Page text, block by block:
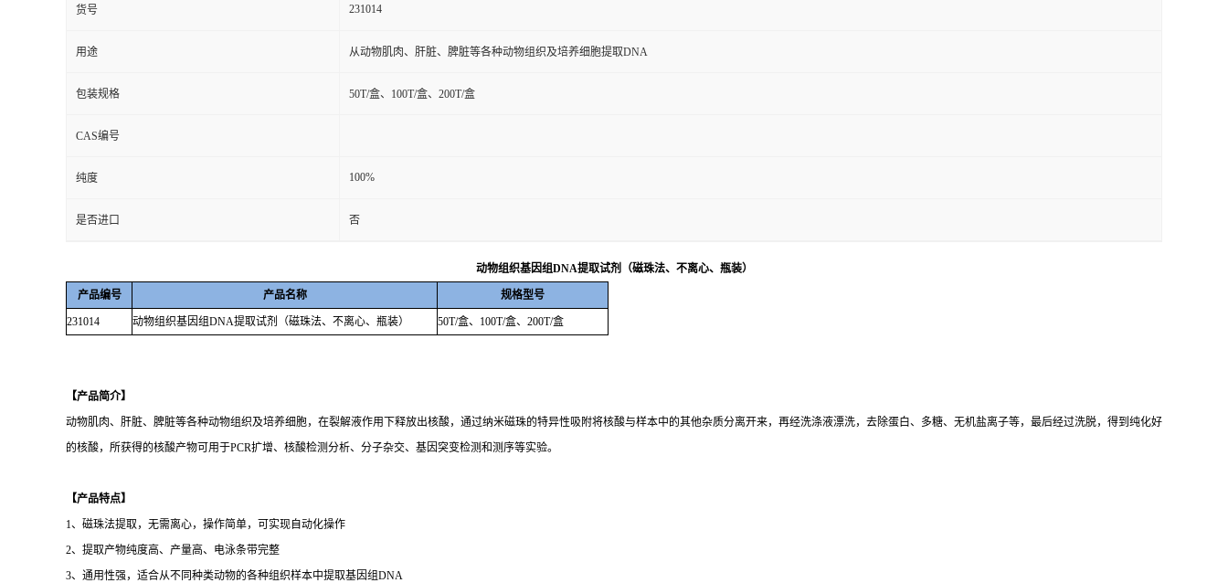
货号 231014
用途 从动物肌肉、肝脏、脾脏等各种动物组织及培养细胞提取DNA
包装规格 50T/盒、100T/盒、200T/盒
CAS编号
纯度 100%
是否进口 否
动物组织基因组DNA提取试剂（磁珠法、不离心、瓶装）
产品编号 产品名称 规格型号
231014 动物组织基因组DNA提取试剂（磁珠法、不离心、瓶装） 50T/盒、 100T/盒、 200T/盒
【产品简介】
动物肌肉、肝脏、脾脏等各种动物组织及培养细胞，在裂解液作用下释放出核酸，通过纳米磁珠的特异性吸附将核酸与样本中的其他杂质分离开来，再经洗涤液漂洗，去除蛋白、多糖、无机盐离子等，最后经过洗脱，得到纯化好
的核酸，所获得的核酸产物可用于PCR扩增、核酸检测分析、分子杂交、基因突变检测和测序等实验。
【产品特点】
1、磁珠法提取，无需离心，操作简单，可实现自动化操作
2、提取产物纯度高、产量高、电泳条带完整
3、通用性强，适合从不同种类动物的各种组织样本中提取基因组DNA